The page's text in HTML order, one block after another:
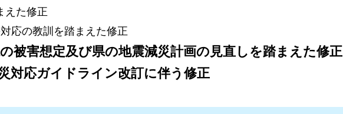
えた修正
応の教訓を踏まえた修正
被害想定及び県の地震減災計画の見直しを踏まえた修正
対応ガイドライン改訂に伴う修正